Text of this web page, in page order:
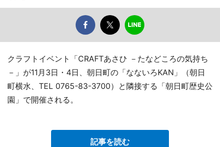
クラフトイベント「CRAFTあさひ －たなどころの気持ち
－」が11月3日・4日、朝日町の「なないろKAN」（朝日
町横水、TEL 0765-83-3700）と隣接する「朝日町歴史公
園」で開催される。
記事を読む